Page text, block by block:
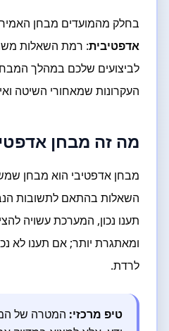
בחלק מהמועדים מבחן
אדפטיבית: רמת השאלות
לביצועים שלכם במהלך
העקרונות שמאחורי השיטה
מה זה מבחן
מבחן אדפטיבי הוא מבחן
השאלות בהתאם לתשובות
תענו נכון, המערכת עשויה
ומאתגרת יותר; אם תענו לא
לרדת.
טיפ מרכזי: המטרה של